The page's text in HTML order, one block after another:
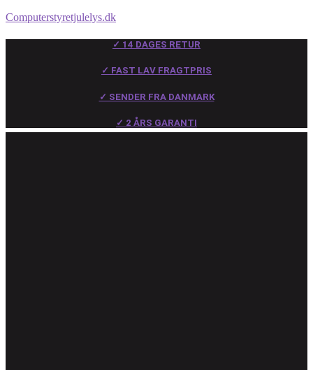
Computerstyretjulelys.dk
✓ 14 DAGES RETUR
✓ FAST LAV FRAGTPRIS
✓ SENDER FRA DANMARK
✓ 2 ÅRS GARANTI